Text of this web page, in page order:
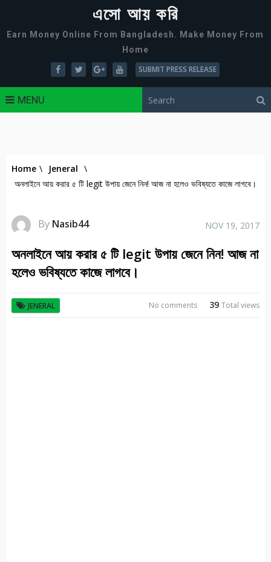
এসো আয় করি
Earn Money Online From Bangladesh. Make Money From
Home
SUBMIT PRESS RELEASE
MENU
Home \ Jeneral \
অনলাইনে আয় করার ৫ টি legit উপায় জেনে নিন! আজ না হলেও ভবিষ্যতে কাজে লাগবে।
By Nasib44 NOV 19, 2017
অনলাইনে আয় করার ৫ টি legit উপায় জেনে নিন! আজ না
হলেও ভবিষ্যতে কাজে লাগবে।
JENERAL 39Total views
No comments